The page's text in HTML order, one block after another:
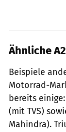
Ähnliche
Beispiele
Motorrad-
bereits
(mit TVS)
Mahindra).